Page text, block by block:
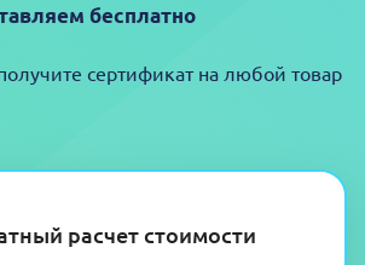
расчет стоимости
бесплатно
сертификат на любой товар